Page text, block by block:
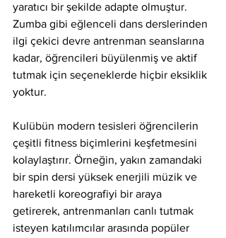
yaratıcı bir şekilde adapte olmuştur.
Zumba gibi eğlenceli dans derslerinden
ilgi çekici devre antrenman seanslarına
kadar, öğrencileri büyülenmiş ve aktif
tutmak için seçeneklerde hiçbir eksiklik
yoktur.
Kulübün modern tesisleri öğrencilerin
çeşitli fitness biçimlerini keşfetmesini
kolaylaştırır. Örneğin, yakın zamandaki
bir spin dersi yüksek enerjili müzik ve
hareketli koreografiyi bir araya
getirerek, antrenmanları canlı tutmak
isteyen katılımcılar arasında popüler